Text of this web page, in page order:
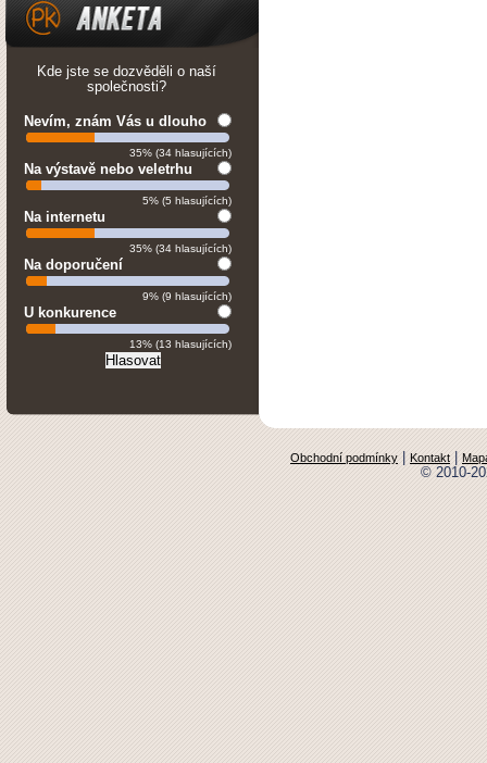
Kde jste se dozvěděli o naší
společnosti?
Nevím, znám Vás u dlouho
35% (34 hlasujících)
Na výstavě nebo veletrhu
5% (5 hlasujících)
Na internetu
35% (34 hlasujících)
Na doporučení
9% (9 hlasujících)
U konkurence
13% (13 hlasujících)
Obchodní podmínky Kontakt
© 2010-